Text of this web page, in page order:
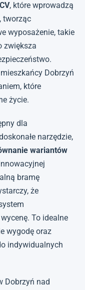
, które wprowadzą
tworząc
wyposażenie, takie
zwiększa
Dobrzyń
które
życie.
dla
narzędzie,
wariantów
bramę
że
To idealne
wygodę oraz
indywidualnych
Dobrzyń nad